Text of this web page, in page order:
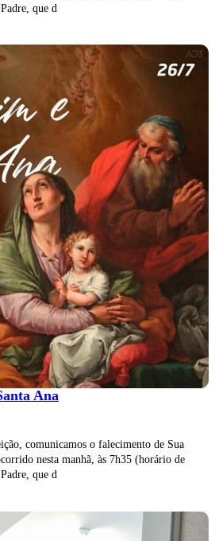
que d
Ana
comunicamos o falecimento de Sua
nesta manhã, às 7h35 (horário de
que d